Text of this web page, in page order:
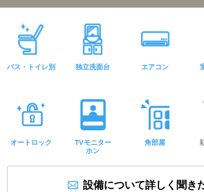
バス・トイレ別 独立洗面台 エアコン
オートロック
TVモニター
ホン
角部屋
設備について詳しく聞き